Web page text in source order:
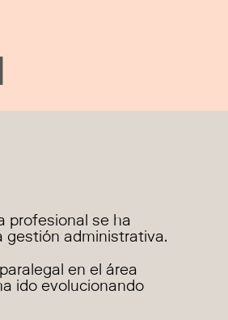
profesional se ha
gestión administrativa.
en el área
ido evolucionando